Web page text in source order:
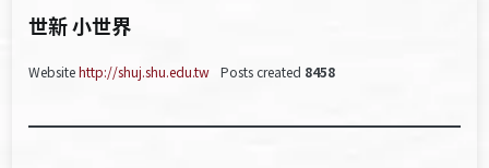
世新 小世界
Websitehttp://shuj.shu.edu.tw Posts created 8458